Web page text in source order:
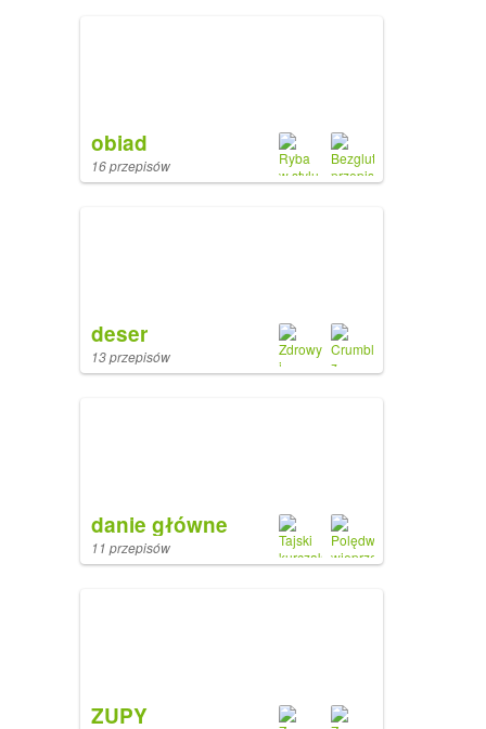
obiad
16 przepisów
deser
13 przepisów
danie główne
11 przepisów
ZUPY